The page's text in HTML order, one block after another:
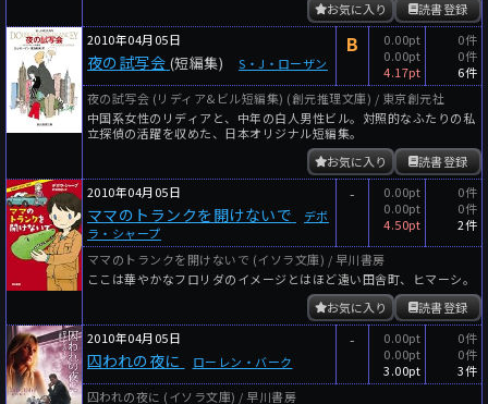
読書登録
お気に入り
2010年04月05日
夜の試写会 (短編集) S・J・ローザン
B
0.00pt
0.00pt
4.17pt
0件
0件
6件
夜の試写会 (リディア&ビル短編集) (創元推理文庫) / 東京創元社
中国系女性のリディアと、中年の白人男性ビル。対照的なふたりの私
立探偵の活躍を収めた、日本オリジナル短編集。
読書登録
お気に入り
2010年04月05日
ママのトランクを開けないで
デボ
ラ・シャープ
-
0.00pt
0.00pt
4.50pt
0件
0件
2件
ママのトランクを開けないで (イソラ文庫) / 早川書房
ここは華やかなフロリダのイメージとはほど遠い田舎町、ヒマーシ。
読書登録
お気に入り
2010年04月05日
囚われの夜に ローレン・バーク
-
0.00pt
0.00pt
3.00pt
0件
0件
3件
囚われの夜に (イソラ文庫) / 早川書房